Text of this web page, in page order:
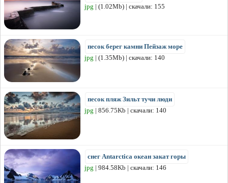
jpg | (1.02Mb) | скачали: 155
песок берег камни Пейзаж море
jpg | (1.35Mb) | скачали: 140
песок пляж Зильт тучи люди
jpg | 856.75Kb | скачали: 140
снег Antarctica океан закат горы
jpg | 984.58Kb | скачали: 146